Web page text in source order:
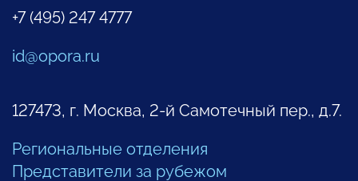
+7 (495) 247 4777
id@opora.ru
127473, г. Москва, 2-й Самотечный пер., д.7.
Региональные отделения
Представители за рубежом